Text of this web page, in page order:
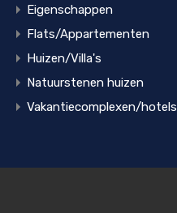
Eigenschappen
Flats/Appartementen
Huizen/Villa's
Natuurstenen huizen
Vakantiecomplexen/hotels